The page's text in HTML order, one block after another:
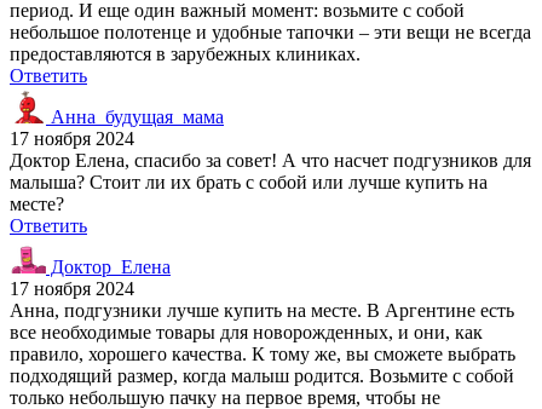
период. И еще один важный момент: возьмите с собой
небольшое полотенце и удобные тапочки – эти вещи не всегда
предоставляются в зарубежных клиниках.
Ответить
Анна_будущая_мама
17 ноября 2024
Доктор Елена, спасибо за совет! А что насчет подгузников для
малыша? Стоит ли их брать с собой или лучше купить на
месте?
Ответить
Доктор_Елена
17 ноября 2024
Анна, подгузники лучше купить на месте. В Аргентине есть
все необходимые товары для новорожденных, и они, как
правило, хорошего качества. К тому же, вы сможете выбрать
подходящий размер, когда малыш родится. Возьмите с собой
только небольшую пачку на первое время, чтобы не